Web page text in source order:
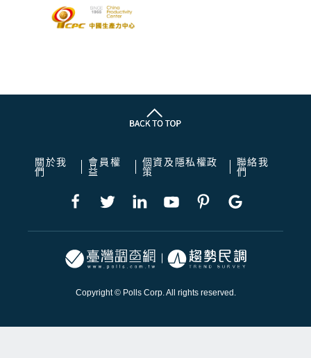
關於我
們
會員權
益
個資及隱私權政
策
聯絡我
們
Copyright © Polls Corp. All rights reserved.